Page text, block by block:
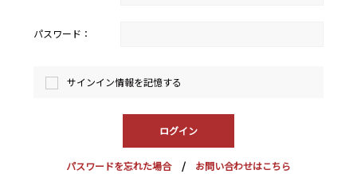
研修・セミナー
English Website
パスワード：
サインイン情報を記憶する
パスワードを忘れた場合
お問い合わせはこちら